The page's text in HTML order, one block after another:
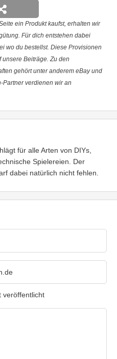
ein Produkt kaufst, erhalten wir
Für dich entstehen dabei
wo du bestellst. Diese Provisionen
Beiträge. Zu den
gehört unter anderem eBay und
Partner verdienen wir an
für alle Arten von DIYs,
Spielereien. Der
dabei natürlich nicht fehlen.
veröffentlicht